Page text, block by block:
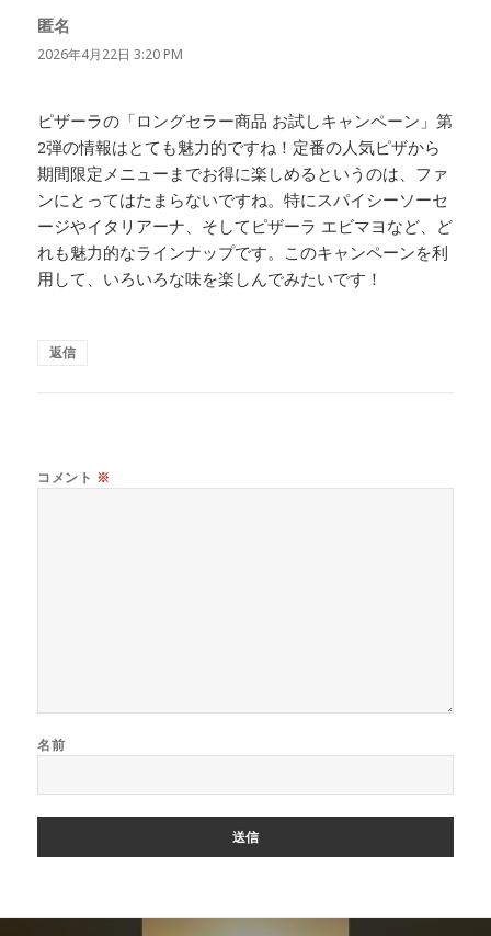
匿名
り:
2026年4月22日 3:20 PM
ピザーラの「ロングセラー商品 お試しキャンペーン」第
2弾の情報はとても魅力的ですね！定番の人気ピザから
期間限定メニューまでお得に楽しめるというのは、ファ
ンにとってはたまらないですね。特にスパイシーソーセ
ージやイタリアーナ、そしてピザーラ エビマヨなど、ど
れも魅力的なラインナップです。このキャンペーンを利
用して、いろいろな味を楽しんでみたいです！
返信
コメント ※
名前